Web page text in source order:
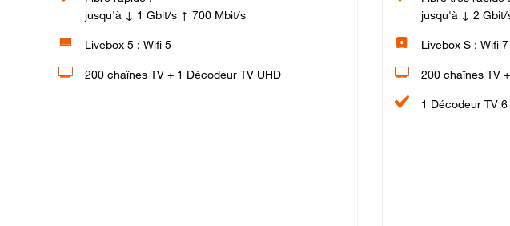
jusqu'à ↓ 1 Gbit/s ↑ 700 Mbit/s
Livebox 5 : Wifi 5
200 chaînes TV + 1 Décodeur TV UHD
jusqu'à ↓ 2
Livebox S : Wifi 7
200 chaînes TV +
1 Décodeur TV 6